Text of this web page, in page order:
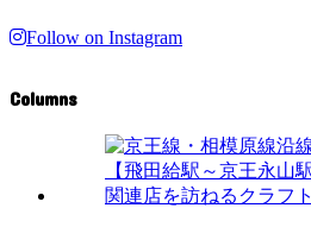
Follow on Instagram
Columns